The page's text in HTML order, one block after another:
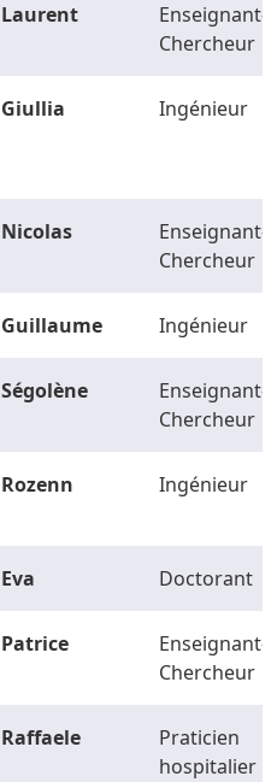
Laurent
Enseignant-
Chercheur
Giullia Ingénieur
Nicolas
Enseignant-
Chercheur
Guillaume Ingénieur
Ségolène
Enseignant-
Chercheur
Rozenn Ingénieur
Eva Doctorant
Patrice
Enseignant-
Chercheur
Raffaele
Praticien
hospitalier